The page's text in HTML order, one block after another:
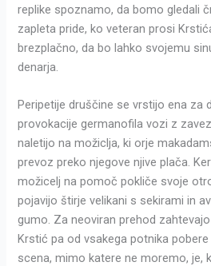
replike spoznamo, da bomo gledali
zapleta pride, ko veteran prosi
brezplačno, da bo lahko svojemu
denarja.
Peripetije druščine se vrstijo ena za
provokacije germanofila vozi z
naletijo na možiclja, ki orje
prevoz preko njegove njive plača.
možicelj na pomoč pokliče svoje
pojavijo štirje velikani s sekirami in
gumo. Za neoviran prehod
Krstić pa od vsakega potnika
scena, mimo katere ne moremo, je,